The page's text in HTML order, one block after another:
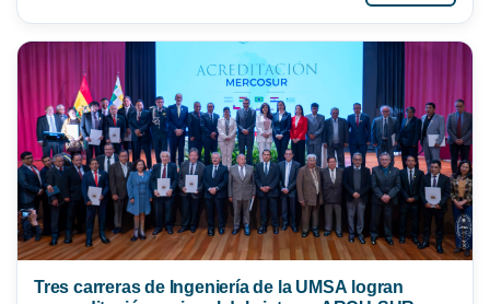
Tres carreras de Ingeniería de la UMSA logran